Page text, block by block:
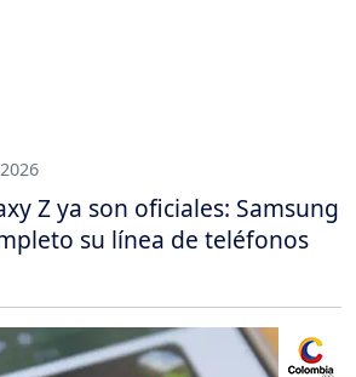
Z ya son oficiales: Samsung
su línea de teléfonos